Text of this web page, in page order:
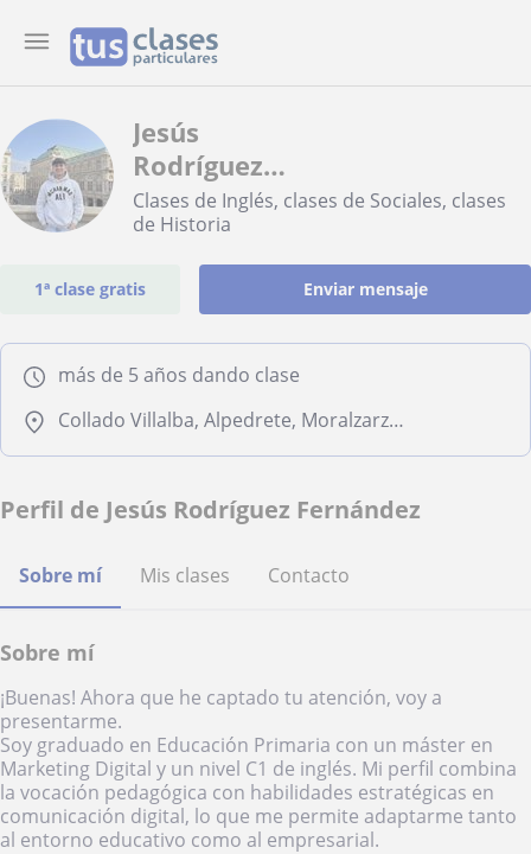
Jesús
Rodríguez
Fernández
Clases de Inglés, clases de Sociales, clases
de Historia
1ª clase gratis Enviar mensaje
más de 5 años dando clase
Collado Villalba, Alpedrete, Moralzarzal, Las Rozas de Madrid, Torrelodones
Perfil de Jesús Rodríguez Fernández
Sobre mí Mis clases Contacto
Sobre mí
¡Buenas! Ahora que he captado tu atención, voy a
presentarme.
Soy graduado en Educación Primaria con un máster en
Marketing Digital y un nivel C1 de inglés. Mi perfil combina
la vocación pedagógica con habilidades estratégicas en
comunicación digital, lo que me permite adaptarme tanto
al entorno educativo como al empresarial.